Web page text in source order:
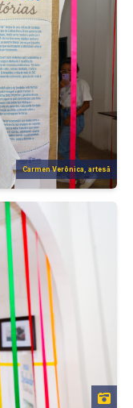
Carmen Verônica, artesã